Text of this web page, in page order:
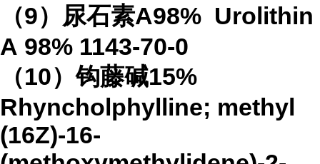
（9）尿石素A98% Urolithin
A 98% 1143-70-0
（10）钩藤碱15%
Rhyncholphylline; methyl
(16Z)-16-